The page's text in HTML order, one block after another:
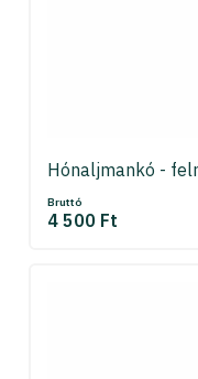
Hónaljmankó -
Bruttó
4 500 Ft